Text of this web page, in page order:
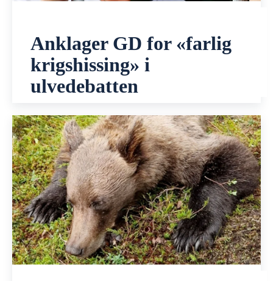
Anklager GD for «farlig
krigshissing» i
ulvedebatten